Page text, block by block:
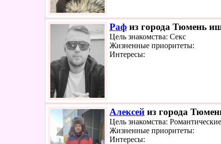
Раф из города Тюмень
Цель знакомства: Секс
Жизненные приоритеты:
Интересы:
Алексей из города
Цель знакомства:
Жизненные приоритеты:
Интересы: